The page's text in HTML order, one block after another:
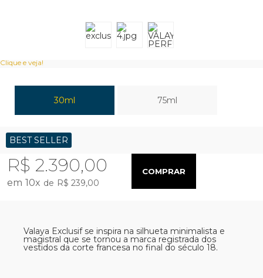
Clique e veja!
30ml 75ml
BEST SELLER
R$ 2.390,00
10x R$ 239,00
COMPRAR
Valaya Exclusif se inspira na silhueta minimalista e
magistral que se tornou a marca registrada dos
vestidos da corte francesa no final do século 18.